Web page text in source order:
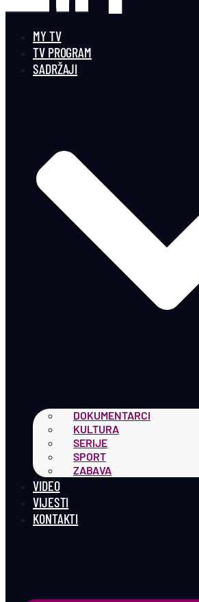
MY TV
TV PROGRAM
SADRŽAJI
DOKUMENTARCI
KULTURA
SERIJE
SPORT
ZABAVA
VIDEO
VIJESTI
KONTAKTI